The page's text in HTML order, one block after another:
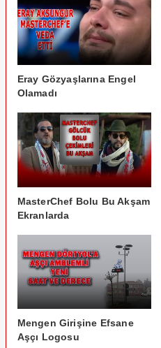
Eray Gözyaşlarına Engel
Olamadı
MasterChef Bolu Bu Akşam
Ekranlarda
Mengen Girişine Efsane
Aşçı Logosu